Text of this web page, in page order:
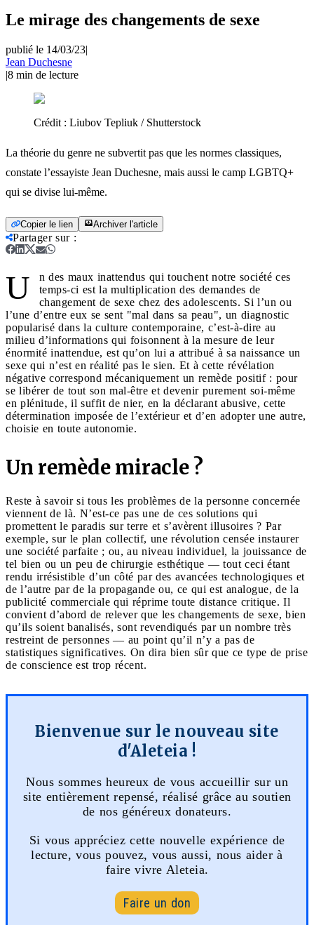
Le mirage des changements de sexe
publié le 14/03/23|
Jean Duchesne
|8 min de lecture
Crédit : Liubov Tepliuk / Shutterstock
La théorie du genre ne subvertit pas que les normes classiques,
constate l’essayiste Jean Duchesne, mais aussi le camp LGBTQ+
qui se divise lui-même.
Copier le lien Archiver l'article
Partager sur:
U
n des maux inattendus qui touchent notre société ces
temps-ci est la multiplication des demandes de
changement de sexe chez des adolescents. Si l’un ou
l’une d’entre eux se sent "mal dans sa peau", un diagnostic
popularisé dans la culture contemporaine, c’est-à-dire au
milieu d’informations qui foisonnent à la mesure de leur
énormité inattendue, est qu’on lui a attribué à sa naissance un
sexe qui n’est en réalité pas le sien. Et à cette révélation
négative correspond mécaniquement un remède positif : pour
se libérer de tout son mal-être et devenir purement soi-même
en plénitude, il suffit de nier, en la déclarant abusive, cette
détermination imposée de l’extérieur et d’en adopter une autre,
choisie en toute autonomie.
Un remède miracle ?
Reste à savoir si tous les problèmes de la personne concernée
viennent de là. N’est-ce pas une de ces solutions qui
promettent le paradis sur terre et s’avèrent illusoires ? Par
exemple, sur le plan collectif, une révolution censée instaurer
une société parfaite ; ou, au niveau individuel, la jouissance de
tel bien ou un peu de chirurgie esthétique — tout ceci étant
rendu irrésistible d’un côté par des avancées technologiques et
de l’autre par de la propagande ou, ce qui est analogue, de la
publicité commerciale qui réprime toute distance critique. Il
convient d’abord de relever que les changements de sexe, bien
qu’ils soient banalisés, sont revendiqués par un nombre très
restreint de personnes — au point qu’il n’y a pas de
statistiques significatives. On dira bien sûr que ce type de prise
de conscience est trop récent.
Bienvenue sur le nouveau site
d'Aleteia !
Nous sommes heureux de vous accueillir sur un
site entièrement repensé, réalisé grâce au soutien
de nos généreux donateurs.
Si vous appréciez cette nouvelle expérience de
lecture, vous pouvez, vous aussi, nous aider à
faire vivre Aleteia.
Faire un don